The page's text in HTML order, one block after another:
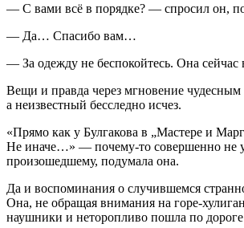
— С вами всё в порядке? — спросил он,
— Да… Спасибо вам…
— За одежду не беспокойтесь. Она сейчас
Вещи и правда через мгновение чудесным
а неизвестный бесследно исчез.
«Прямо как у Булгакова в „Мастере и
Не иначе…» — почему-то совершенно не
произошедшему, подумала она.
Да и воспоминания о случившемся
Она, не обращая внимания на горе-
наушники и неторопливо пошла по